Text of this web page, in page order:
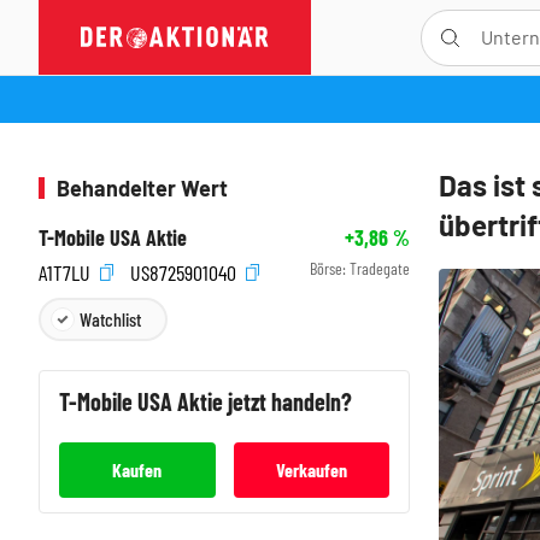
Das ist
Behandelter Wert
T-Mobile USA Aktie
+3,86%
A1T7LU
US8725901040 Börse: Tradegate
Watchlist
T-Mobile USA Aktie jetzt handeln?
Kaufen Verkaufen